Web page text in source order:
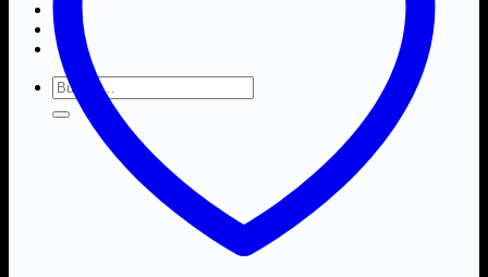
Buscar
por: